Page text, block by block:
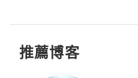
推薦博客